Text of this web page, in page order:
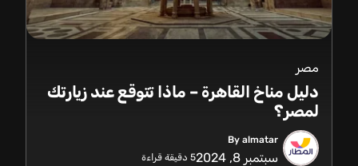
مصر
دليل مناخ القاهرة – ماذا تتوقع عند زيارتك
لمصر؟
By almatar
سبتمبر 8, 2024 5 دقيقة قراءة